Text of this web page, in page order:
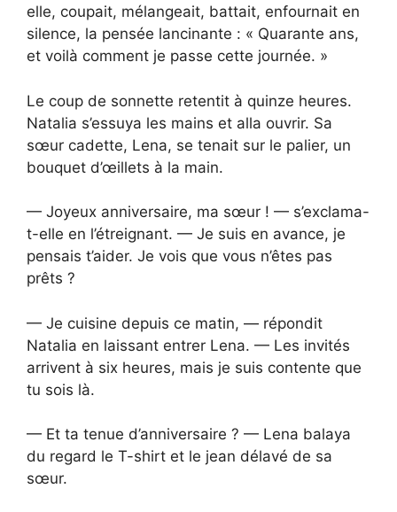
elle, coupait, mélangeait, battait, enfournait en
silence, la pensée lancinante : « Quarante ans,
et voilà comment je passe cette journée. »
Le coup de sonnette retentit à quinze heures.
Natalia s’essuya les mains et alla ouvrir. Sa
sœur cadette, Lena, se tenait sur le palier, un
bouquet d’œillets à la main.
— Joyeux anniversaire, ma sœur ! — s’exclama-
t-elle en l’étreignant. — Je suis en avance, je
pensais t’aider. Je vois que vous n’êtes pas
prêts ?
— Je cuisine depuis ce matin, — répondit
Natalia en laissant entrer Lena. — Les invités
arrivent à six heures, mais je suis contente que
tu sois là.
— Et ta tenue d’anniversaire ? — Lena balaya
du regard le T-shirt et le jean délavé de sa
sœur.